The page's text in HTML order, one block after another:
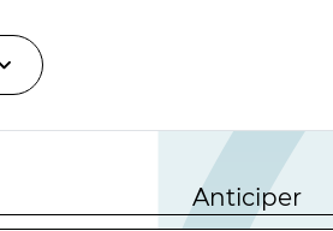
Anticiper